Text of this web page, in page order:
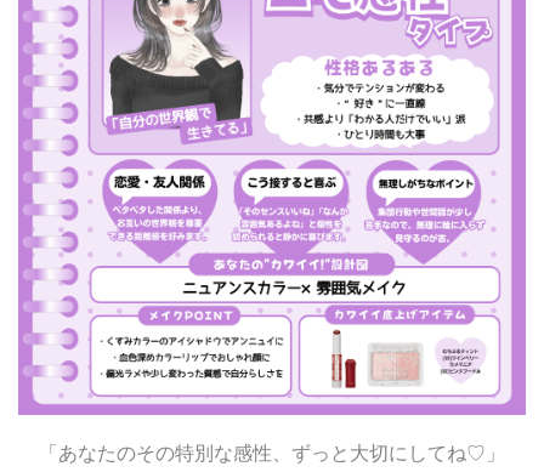
「あなたのその特別な感性、ずっと大切にしてね♡」